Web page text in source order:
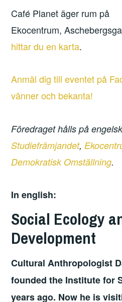
Café Planet äger rum på
Ekocentrum,
hittar du en karta.
Anmäl dig till eventet på
vänner och bekanta!
Föredraget hålls på
Studiefrämjandet,
Demokratisk Omställning.
In english:
Social Ecology
Development
Cultural Anthropologist
founded the Institute for
years ago. Now he is